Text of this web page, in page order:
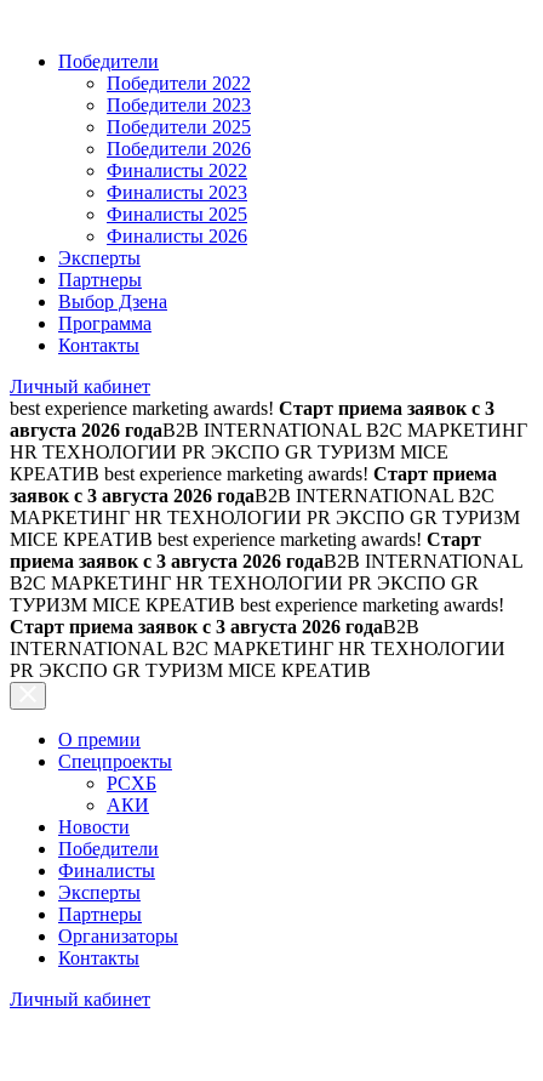
Победители
Победители 2022
Победители 2023
Победители 2025
Победители 2026
Финалисты 2022
Финалисты 2023
Финалисты 2025
Финалисты 2026
Эксперты
Партнеры
Выбор Дзена
Программа
Контакты
Личный кабинет
best experience marketing awards! Старт приема заявок с 3
августа 2026 годаB2B INTERNATIONAL B2C МАРКЕТИНГ
HR ТЕХНОЛОГИИ PR ЭКСПО GR ТУРИЗМ MICE
КРЕАТИВ best experience marketing awards! Старт приема
заявок с 3 августа 2026 годаB2B INTERNATIONAL B2C
МАРКЕТИНГ HR ТЕХНОЛОГИИ PR ЭКСПО GR ТУРИЗМ
MICE КРЕАТИВ best experience marketing awards! Старт
приема заявок с 3 августа 2026 годаB2B INTERNATIONAL
B2C МАРКЕТИНГ HR ТЕХНОЛОГИИ PR ЭКСПО GR
ТУРИЗМ MICE КРЕАТИВ best experience marketing awards!
Старт приема заявок с 3 августа 2026 годаB2B
INTERNATIONAL B2C МАРКЕТИНГ HR ТЕХНОЛОГИИ
PR ЭКСПО GR ТУРИЗМ MICE КРЕАТИВ
О премии
Спецпроекты
РСХБ
АКИ
Новости
Победители
Финалисты
Эксперты
Партнеры
Организаторы
Контакты
Личный кабинет